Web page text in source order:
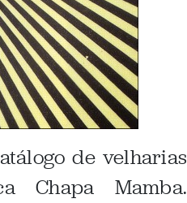
de velharias
Chapa Mamba.